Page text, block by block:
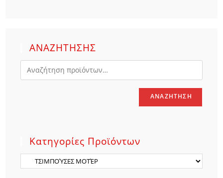
ΑΝΑΖΗΤΗΣΗΣ
ΑΝΑΖΉΤΗΣΗ
Κατηγορίες Προϊόντων